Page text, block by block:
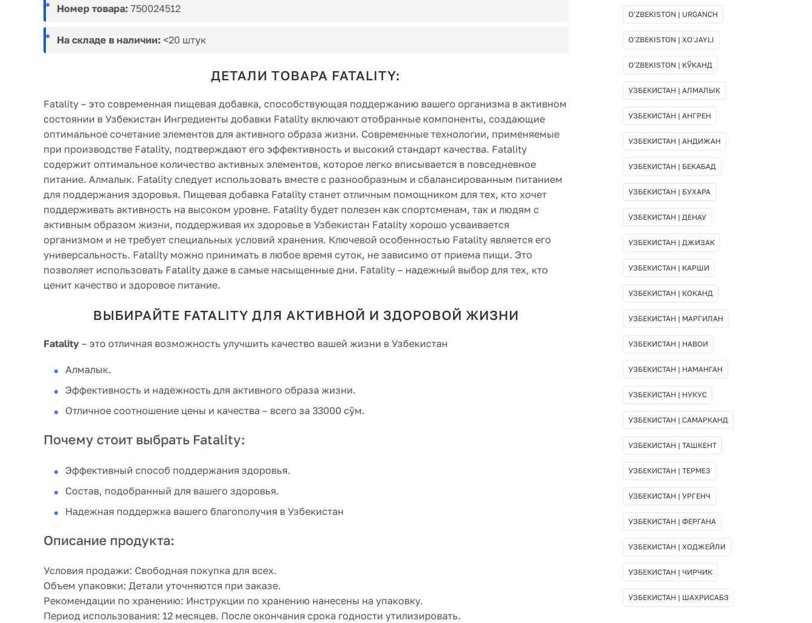
Номер товара: 750024512
На складе в наличии: <20 штук
ДЕТАЛИ ТОВАРА FATALITY:
Fatality – это современная пищевая добавка, способствующая поддержанию вашего организма в активном
состоянии в Узбекистан Ингредиенты добавки Fatality включают отобранные компоненты, создающие
оптимальное сочетание элементов для активного образа жизни. Современные технологии, применяемые
при производстве Fatality, подтверждают его эффективность и высокий стандарт качества. Fatality
содержит оптимальное количество активных элементов, которое легко вписывается в повседневное
питание. Алмалык. Fatality следует использовать вместе с разнообразным и сбалансированным питанием
для поддержания здоровья. Пищевая добавка Fatality станет отличным помощником для тех, кто хочет
поддерживать активность на высоком уровне. Fatality будет полезен как спортсменам, так и людям с
активным образом жизни, поддерживая их здоровье в Узбекистан Fatality хорошо усваивается
организмом и не требует специальных условий хранения. Ключевой особенностью Fatality является его
универсальность. Fatality можно принимать в любое время суток, не зависимо от приема пищи. Это
позволяет использовать Fatality даже в самые насыщенные дни. Fatality – надежный выбор для тех, кто
ценит качество и здоровое питание.
ВЫБИРАЙТЕ FATALITY ДЛЯ АКТИВНОЙ И ЗДОРОВОЙ ЖИЗНИ
Fatality – это отличная возможность улучшить качество вашей жизни в Узбекистан
Алмалык.
Эффективность и надежность для активного образа жизни.
Отличное соотношение цены и качества – всего за 33000 сўм.
Почему стоит выбрать Fatality:
Эффективный способ поддержания здоровья.
Состав, подобранный для вашего здоровья.
Надежная поддержка вашего благополучия в Узбекистан
Описание продукта:
Условия продажи: Свободная покупка для всех.
Объем упаковки: Детали уточняются при заказе.
Рекомендации по хранению: Инструкции по хранению нанесены на упаковку.
Период использования: 12 месяцев. После окончания срока годности утилизировать.
OʻZBEKISTON | URGANCH
OʻZBEKISTON | XOʻJAYLI
OʻZBEKISTON | КЎКАНД
УЗБЕКИСТАН | АЛМАЛЫК
УЗБЕКИСТАН | АНГРЕН
УЗБЕКИСТАН | АНДИЖАН
УЗБЕКИСТАН | БЕКАБАД
УЗБЕКИСТАН | БУХАРА
УЗБЕКИСТАН | ДЕНАУ
УЗБЕКИСТАН | ДЖИЗАК
УЗБЕКИСТАН | КАРШИ
УЗБЕКИСТАН | КОКАНД
УЗБЕКИСТАН | МАРГИЛАН
УЗБЕКИСТАН | НАВОИ
УЗБЕКИСТАН | НАМАНГАН
УЗБЕКИСТАН | НУКУС
УЗБЕКИСТАН | САМАРКАНД
УЗБЕКИСТАН | ТАШКЕНТ
УЗБЕКИСТАН | ТЕРМЕЗ
УЗБЕКИСТАН | УРГЕНЧ
УЗБЕКИСТАН | ФЕРГАНА
УЗБЕКИСТАН | ХОДЖЕЙЛИ
УЗБЕКИСТАН | ЧИРЧИК
УЗБЕКИСТАН | ШАХРИСАБЗ